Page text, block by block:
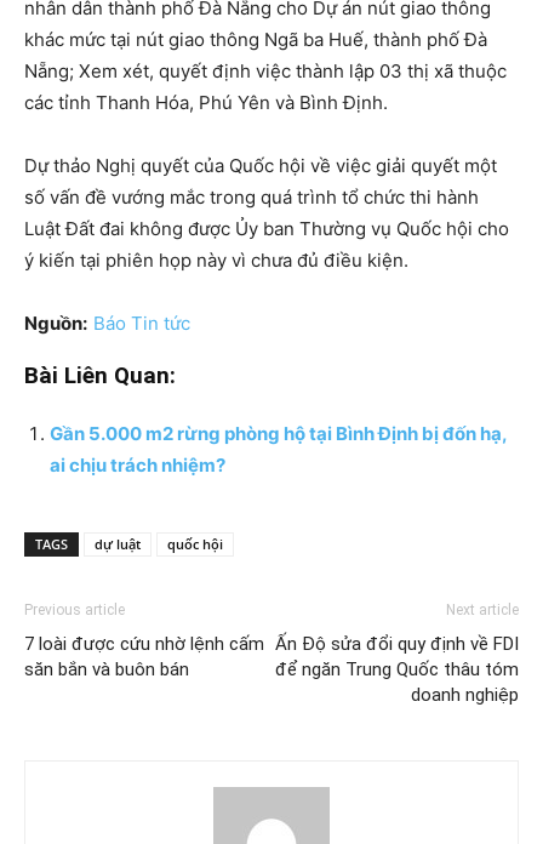
nhân dân thành phố Đà Nẵng cho Dự án nút giao thông
khác mức tại nút giao thông Ngã ba Huế, thành phố Đà
Nẵng; Xem xét, quyết định việc thành lập 03 thị xã thuộc
các tỉnh Thanh Hóa, Phú Yên và Bình Định.
Dự thảo Nghị quyết của Quốc hội về việc giải quyết một
số vấn đề vướng mắc trong quá trình tổ chức thi hành
Luật Đất đai không được Ủy ban Thường vụ Quốc hội cho
ý kiến tại phiên họp này vì chưa đủ điều kiện.
Nguồn: Báo Tin tức
Bài Liên Quan:
Gần 5.000 m2 rừng phòng hộ tại Bình Định bị đốn hạ,
ai chịu trách nhiệm?
TAGS dự luật quốc hội
Previous article
7 loài được cứu nhờ lệnh cấm
săn bắn và buôn bán
Next article
Ấn Độ sửa đổi quy định về FDI
để ngăn Trung Quốc thâu tóm
doanh nghiệp